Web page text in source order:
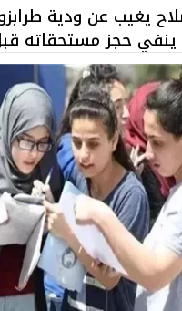
يغيب عن ودية
ينفي حجز مستحقاته